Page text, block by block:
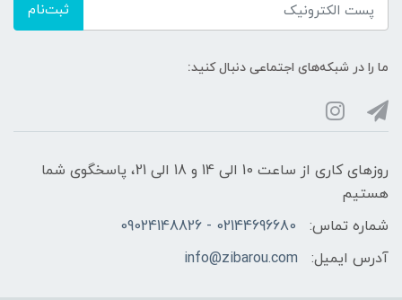
ثبت‌نام
ما را در شبکه‌های اجتماعی دنبال کنید:
روزهای کاری از ساعت 10 الی 14 و 18 الی 21، پاسخگوی شما
هستیم
شماره تماس:
02144696680 - 09024148826
آدرس ایمیل:
info@zibarou.com